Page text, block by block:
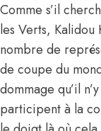
Comme s’il
les Verts, Kalidou
nombre de
de coupe du
dommage qu’il
participent à la